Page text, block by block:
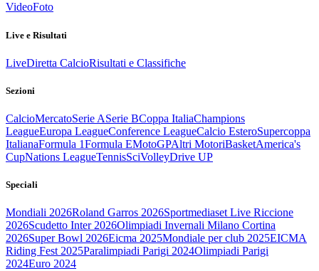
VideoFoto
Live e Risultati
LiveDiretta CalcioRisultati e Classifiche
Sezioni
CalcioMercatoSerie ASerie BCoppa ItaliaChampions
LeagueEuropa LeagueConference LeagueCalcio EsteroSupercoppa
ItalianaFormula 1Formula EMotoGPAltri MotoriBasketAmerica's
CupNations LeagueTennisSciVolleyDrive UP
Speciali
Mondiali 2026Roland Garros 2026Sportmediaset Live Riccione
2026Scudetto Inter 2026Olimpiadi Invernali Milano Cortina
2026Super Bowl 2026Eicma 2025Mondiale per club 2025EICMA
Riding Fest 2025Paralimpiadi Parigi 2024Olimpiadi Parigi
2024Euro 2024